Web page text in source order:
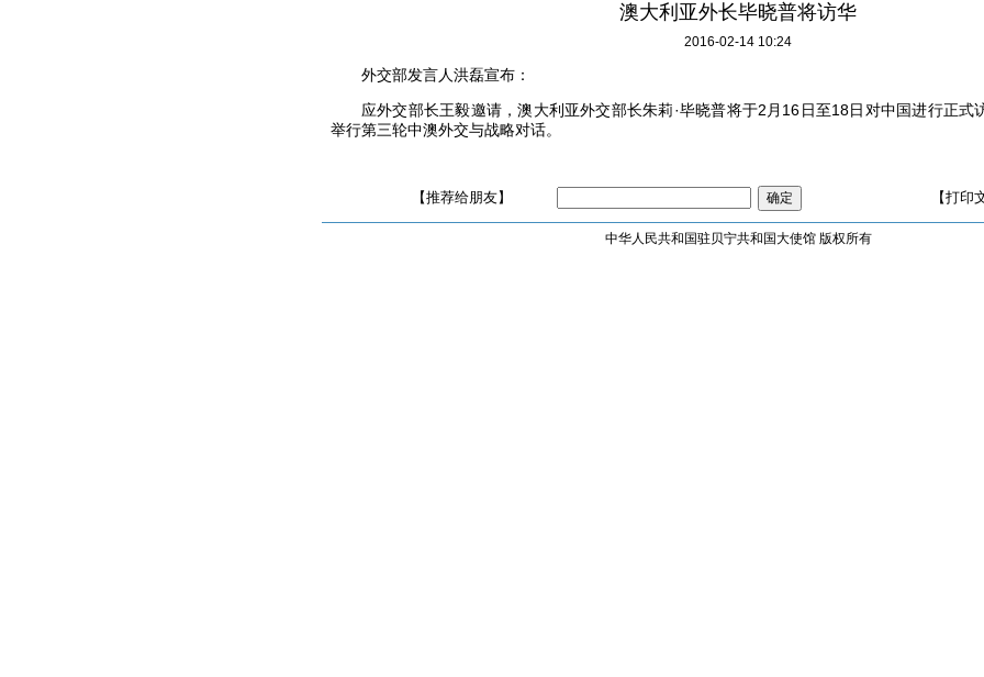
澳大利亚外长毕晓普将访华
2016-02-14 10:24
外交部发言人洪磊宣布：
应外交部长王毅邀请，澳大利亚外交部长朱莉·毕晓普将于2月16日至18日对中国进行正式
举行第三轮中澳外交与战略对话。
【推荐给朋友】 【打印
中华人民共和国驻贝宁共和国大使馆 版权所有